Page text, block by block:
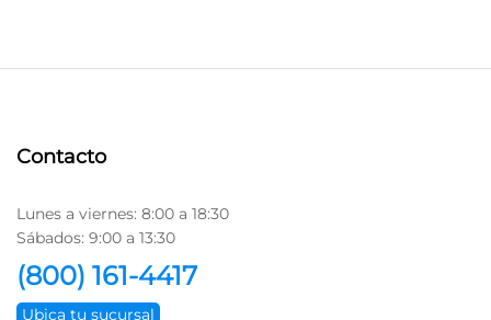
Contacto
Lunes a viernes: 8:00 a 18:30
Sábados: 9:00 a 13:30
(800) 161-4417
Ubica tu sucursal